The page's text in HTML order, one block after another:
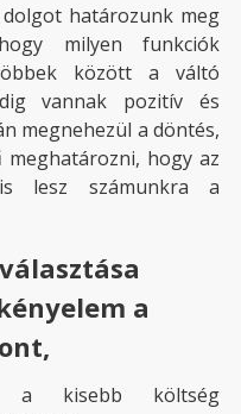
határozunk meg
milyen funkciók
között a váltó
vannak pozitív és
megnehezül a döntés,
hogy az
lesz számunkra a
a
kisebb költség